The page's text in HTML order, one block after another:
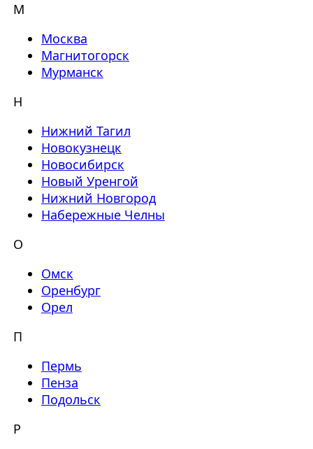
М
Москва
Магнитогорск
Мурманск
Н
Нижний Тагил
Новокузнецк
Новосибирск
Новый Уренгой
Нижний Новгород
Набережные Челны
О
Омск
Оренбург
Орел
П
Пермь
Пенза
Подольск
Р